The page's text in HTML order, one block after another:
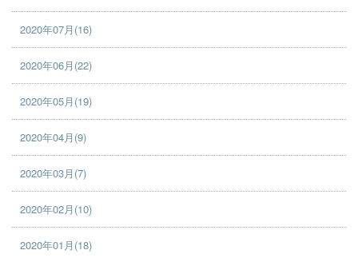
2020年07月(16)
2020年06月(22)
2020年05月(19)
2020年04月(9)
2020年03月(7)
2020年02月(10)
2020年01月(18)